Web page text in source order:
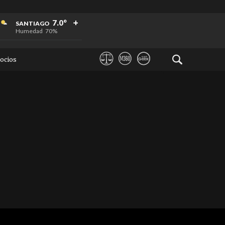
SANTIAGO 7.0°
Humedad 70%
+
+
+